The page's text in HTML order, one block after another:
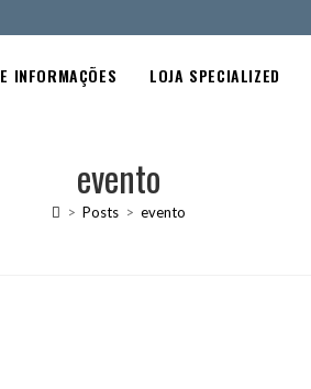
INFORMAÇÕES LOJA SPECIALIZED
evento
> Posts > evento